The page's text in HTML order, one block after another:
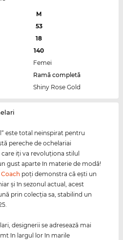
M
53
18
140
Femei
Ramă completă
Shiny Rose Gold
este total neinspirat pentru
pereche de ochelariai
iţi va revoluţiona stilul
gust aparte în materie de modă!
Coach poţi demonstra că eşti un
şi în sezonul actual, acest
prin colecţia sa, stabilind un
designerii se adresează mai
în largul lor în marile